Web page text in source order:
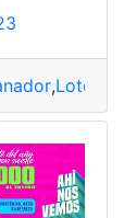
,Lotería